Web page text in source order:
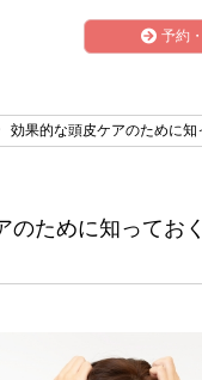
予約
効果的な頭皮ケアのために知
のために知ってお